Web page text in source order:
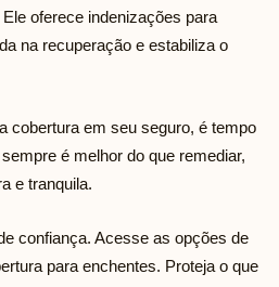
oferece indenizações para
na recuperação e estabiliza o
cobertura em seu seguro, é tempo
é melhor do que remediar,
e tranquila.
confiança. Acesse as opções de
para enchentes. Proteja o que